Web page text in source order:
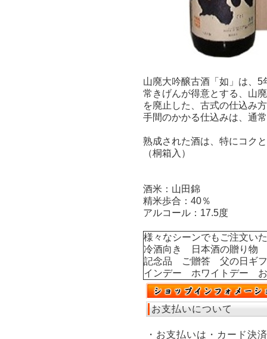
山廃大吟醸古酒「如」は、
常きげんが得意とする、山
を廃止した、古式の仕込み
手間のかかる仕込みは、通
熟成された酒は、特にコク
（桐箱入）
酒米：山田錦
精米歩合：40％
アルコール：17.5度
様々なシーンでもご注文い
冷酒向き 日本酒の贈り
記念品 ご贈答 父の日ギ
インデー ホワイトデー
お支払いについて
・お支払いは・カード決